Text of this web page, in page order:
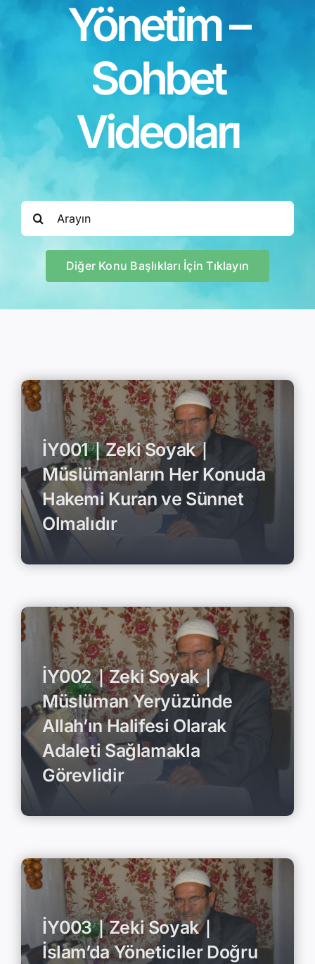
Yönetim –
Sohbet
Videoları
Search
Diğer Konu Başlıkları İçin Tıklayın
İY001｜Zeki Soyak｜
Müslümanların Her Konuda
Hakemi Kuran ve Sünnet
Olmalıdır
İY002｜Zeki Soyak｜
Müslüman Yeryüzünde
Allah’ın Halifesi Olarak
Adaleti Sağlamakla
Görevlidir
İY003｜Zeki Soyak｜
İslam’da Yöneticiler Doğru